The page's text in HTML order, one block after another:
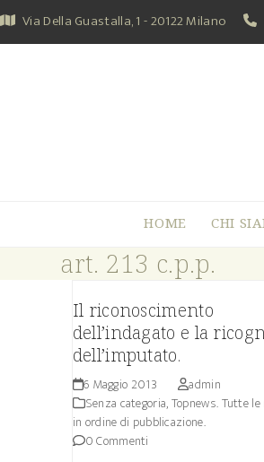
Skip
to
content
Via Della Guastalla, 1 - 20122 Milano
HOME CHI
art. 213 c.p.p.
Il riconoscimento
dell’indagato e la
dell’imputato.
6 Maggio 2013
admin
Senza categoria,Topnews. Tutte
in ordine di pubblicazione.
0 Commenti